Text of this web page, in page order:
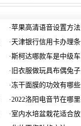
·苹果高清语音设置方
· 天津银行信用卡办理
·斯柯达哪款车是中级
· 旧衣服做玩具布偶兔子
· 冻干面膜的功效有哪
·2022洛阳电音节在哪
· 室内水培盆栽花适合